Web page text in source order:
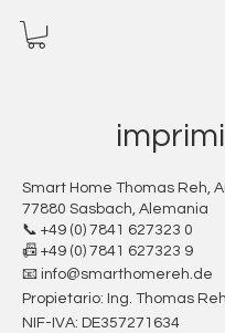
Smart Home Thomas Reh,
77880 Sasbach, Alemania
📞 +49 (0) 7841 627323 0
📠 +49 (0) 7841 627323 9
📧 info@smarthomereh.de
Propietario: Ing. Thomas
NIF-IVA: DE357271634